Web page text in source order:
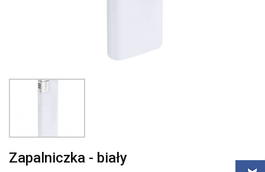
Zapalniczka - biały